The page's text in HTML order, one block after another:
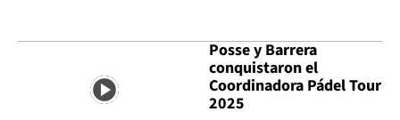
Posse y Barrera
conquistaron el
Coordinadora Pádel Tour
2025